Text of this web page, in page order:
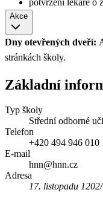
Akce
Dny otevřených dveří:
stránkách školy.
Základní
Typ školy
Střední odborné
Telefon
+420 494 946 010
E-mail
hnn@hnn.cz
Adresa
17. listopadu